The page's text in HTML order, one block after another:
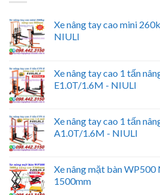
Xe nâng tay cao mini
NIULI
Xe nâng tay cao 1 tấn
E1.0T/1.6M - NIULI
Xe nâng tay cao 1 tấn
A1.0T/1.6M - NIULI
Xe nâng mặt bàn
1500mm